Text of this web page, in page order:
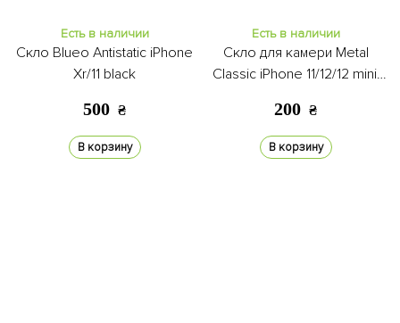
Есть в наличии
Скло Blueo Antistatic iPhone
Xr/11 black
500 ₴
В корзину
Есть в наличии
Скло для камери Metal
Classic iPhone 11/12/12 minii
200 ₴
В корзину